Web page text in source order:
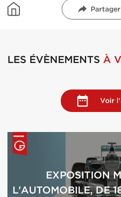
Partager
LES ÉVÈNEMENTS À
Voir
EXPOSITION
L'AUTOMOBILE, DE